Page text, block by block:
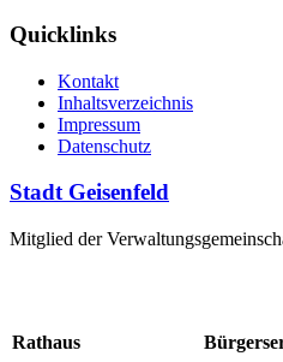
Quicklinks
Kontakt
Inhaltsverzeichnis
Impressum
Datenschutz
Stadt Geisenfeld
Mitglied der
Rathaus